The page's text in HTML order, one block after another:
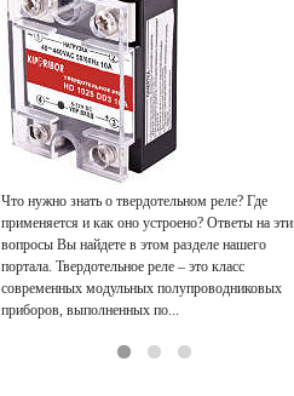
Что нужно знать о твердотельном реле? Где
применяется и как оно устроено? Ответы на эти
вопросы Вы найдете в этом разделе нашего
портала. Твердотельное реле – это класс
современных модульных полупроводниковых
приборов, выполненных по...